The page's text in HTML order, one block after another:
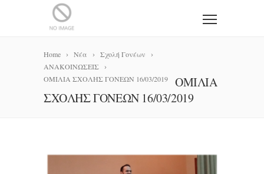
Home Νέα
Σχολή Γονέων
ΑΝΑΚΟΙΝΩΣΕΙΣ
ΟΜΙΛΙΑ ΣΧΟΛΗΣ ΓΟΝΕΩΝ 16/03/2019
ΟΜΙΛΙΑ
ΣΧΟΛΗΣ ΓΟΝΕΩΝ 16/03/2019